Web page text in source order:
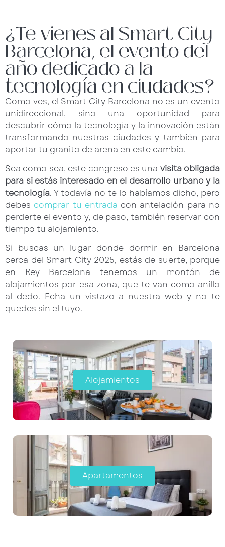
¿Te vienes al Smart City
Barcelona, el evento del
año dedicado a la
tecnología en ciudades?
Como ves, el Smart City Barcelona no es un evento
unidireccional, sino una oportunidad para
descubrir cómo la tecnología y la innovación están
transformando nuestras ciudades y también para
aportar tu granito de arena en este cambio.
Sea como sea, este congreso es una visita obligada
para si estás interesado en el desarrollo urbano y la
tecnología. Y todavía no te lo habíamos dicho, pero
debes comprar tu entrada con antelación para no
perderte el evento y, de paso, también reservar con
tiempo tu alojamiento.
Si buscas un lugar donde dormir en Barcelona
cerca del Smart City 2025, estás de suerte, porque
en Key Barcelona tenemos un montón de
alojamientos por esa zona, que te van como anillo
al dedo. Echa un vistazo a nuestra web y no te
quedes sin el tuyo.
Alojamientos
Apartamentos